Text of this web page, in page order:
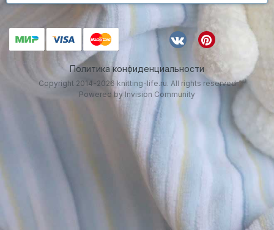
Политика конфиденциальности
Copyright 2014-2026 knitting-life.ru. All rights reserved
Powered by Invision Community